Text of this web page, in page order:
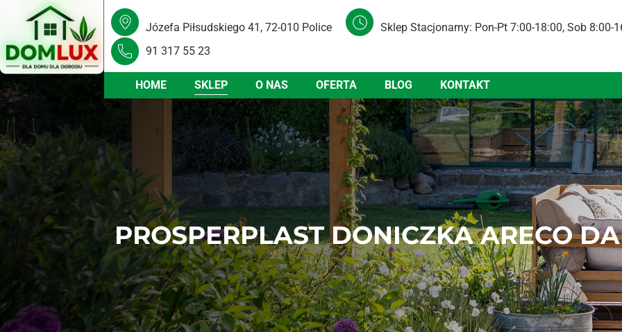
Józefa Piłsudskiego 41, 72-010 Police Sklep Stacjonarny: Pon-Pt 7:00-18:00, Sob 8:00-
91 317 55 23
HOME SKLEP O NAS OFERTA BLOG KONTAKT
PROSPERPLAST DONICZKA ARECO